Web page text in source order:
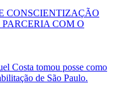
CONSCIENTIZAÇÃO
COM O
Costa tomou posse como
de São Paulo.